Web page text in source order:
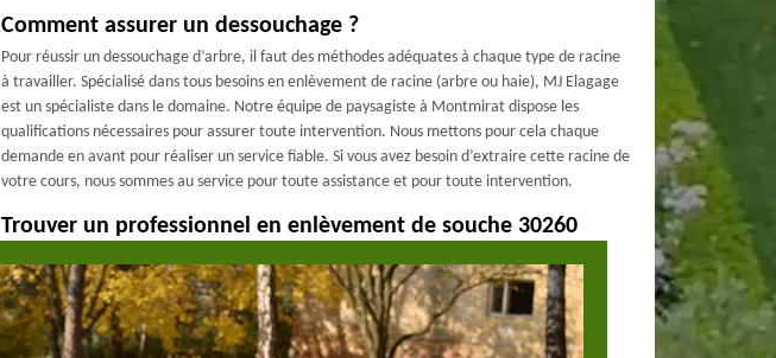
Comment assurer un dessouchage ?
Pour réussir un dessouchage d’arbre, il faut des méthodes adéquates à chaque type de racine
à travailler. Spécialisé dans tous besoins en enlèvement de racine (arbre ou haie), MJ Elagage
est un spécialiste dans le domaine. Notre équipe de paysagiste à Montmirat dispose les
qualifications nécessaires pour assurer toute intervention. Nous mettons pour cela chaque
demande en avant pour réaliser un service fiable. Si vous avez besoin d’extraire cette racine de
votre cours, nous sommes au service pour toute assistance et pour toute intervention.
Trouver un professionnel en enlèvement de souche 30260